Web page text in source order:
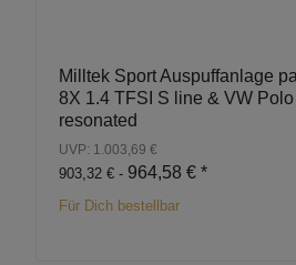
Milltek Sport Auspuffanlage
8X 1.4 TFSI S line & VW
resonated
UVP: 1.003,69 €
903,32 € - 964,58 € *
Für Dich bestellbar